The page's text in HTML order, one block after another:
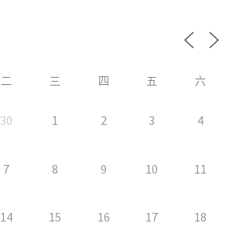
二 三 四 五 六
30 1 2 3 4
7 8 9 10 11
14 15 16 17 18